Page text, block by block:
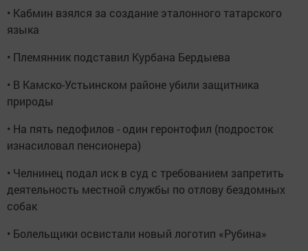
• Кабмин взялся за создание эталонного татарского
языка
• Племянник подставил Курбана Бердыева
• В Камско-Устьинском районе убили защитника
природы
• На пять педофилов - один геронтофил (подросток
изнасиловал пенсионера)
• Челнинец подал иск в суд с требованием запретить
деятельность местной службы по отлову бездомных
собак
• Болельщики освистали новый логотип «Рубина»